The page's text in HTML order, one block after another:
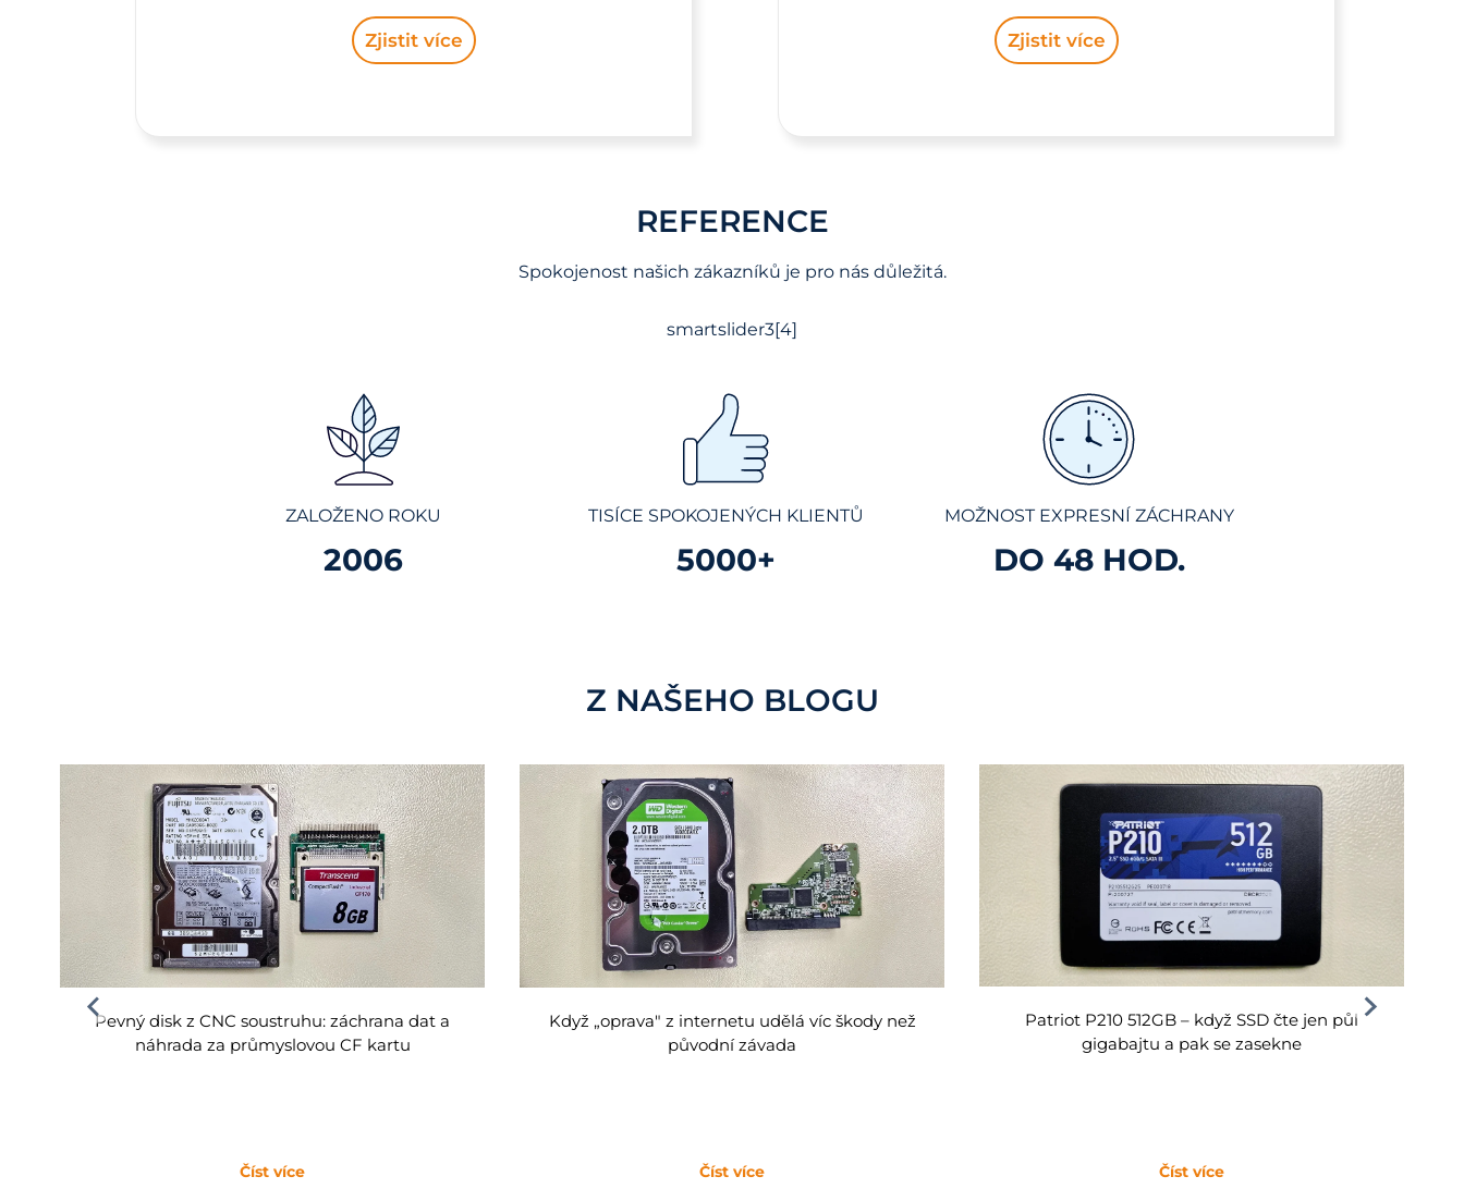
Zjistit více Zjistit více
REFERENCE
Spokojenost našich zákazníků je pro nás důležitá.
smartslider3[4]
ZALOŽENO ROKU
2006
TISÍCE SPOKOJENÝCH KLIENTŮ
5000+
MOŽNOST EXPRESNÍ ZÁCHRANY
DO 48 HOD.
Z NAŠEHO BLOGU
Pevný disk z CNC soustruhu: záchrana dat a
náhrada za průmyslovou CF kartu
Číst více
Když „oprava" z internetu udělá víc škody než
původní závada
Číst více
Patriot P210 512GB – když SSD čte jen půl
gigabajtu a pak se zasekne
Číst více